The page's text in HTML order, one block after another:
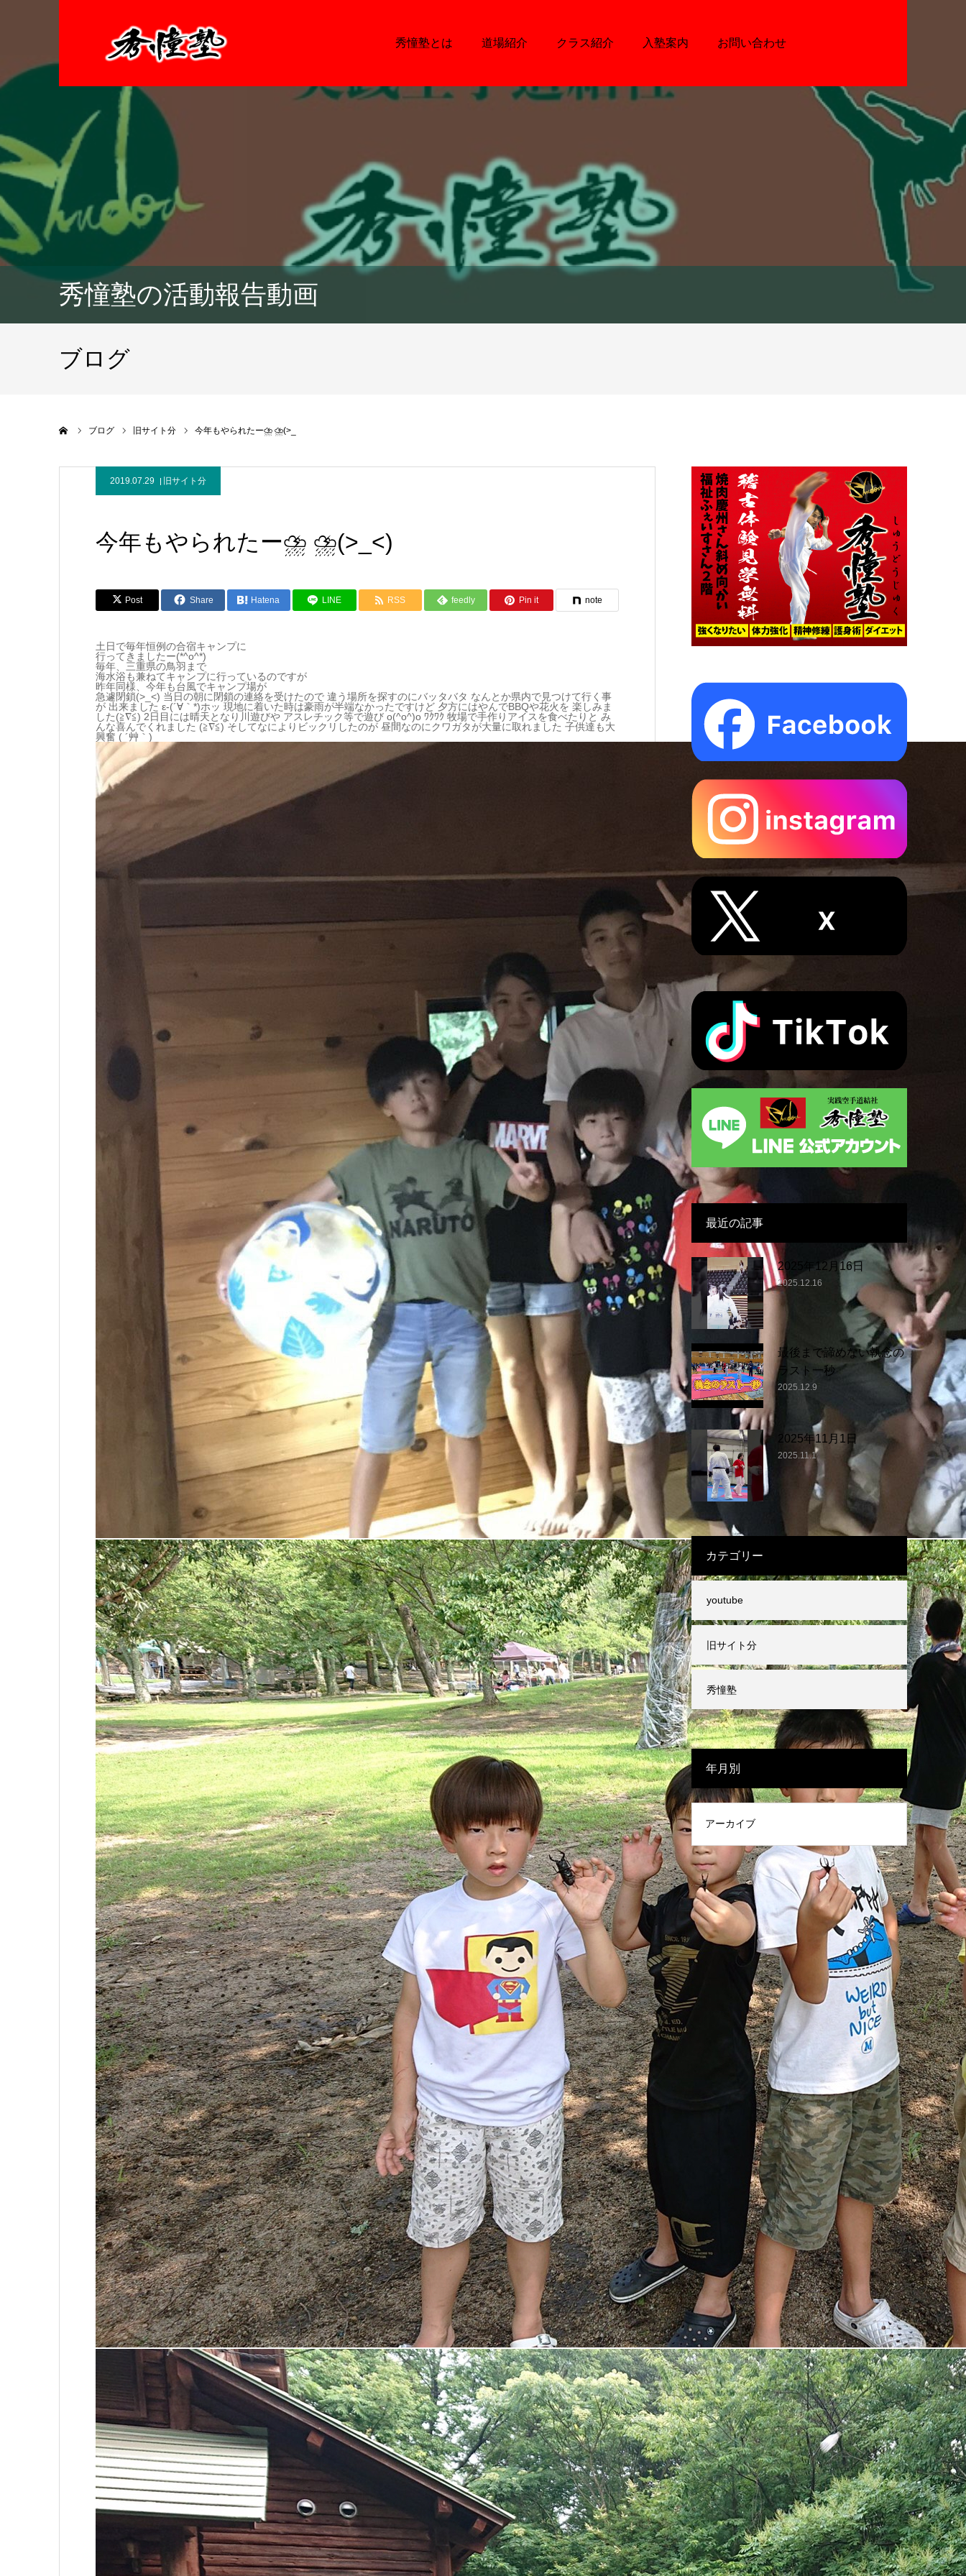
秀憧塾とは 道場紹介 クラス紹介 入塾案内 お問い合わせ
秀憧塾の活動報告動画
ブログ
ブログ 旧サイト分 今年もやられたー⛈ ⛈(>_
2019.07.29 旧サイト分
今年もやられたー⛈ ⛈(>_<)
Post Share Hatena LINE RSS feedly Pin it note
土日で毎年恒例の合宿キャンプに
行ってきましたー(*^o^*)
毎年、三重県の鳥羽まで
海水浴も兼ねてキャンプに行っているのですが
昨年同様、今年も台風でキャンプ場が
急遽閉鎖(>_<) 当日の朝に閉鎖の連絡を受けたので 違う場所を探すのにバッタバタ なんとか県内で見つけて行く事
が 出来ました ε-(´∀｀*)ホッ 現地に着いた時は豪雨が半端なかったですけど 夕方にはやんでBBQや花火を 楽しみま
した(≧∇≦) 2日目には晴天となり川遊びや アスレチック等で遊び o(^o^)o ﾜｸﾜｸ 牧場で手作りアイスを食べたりと み
んな喜んでくれました (≧∇≦) そしてなによりビックリしたのが 昼間なのにクワガタが大量に取れました 子供達も大
興奮 ( ´艸｀)
最近の記事
2025年12月16日
2025.12.16
最後まで諦めない執念の
ラスト一秒
2025.12.9
2025年11月1日
2025.11.1
カテゴリー
youtube
旧サイト分
秀憧塾
年月別